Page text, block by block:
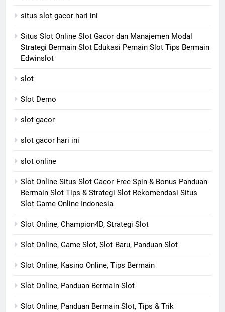
situs slot gacor hari ini
Situs Slot Online Slot Gacor dan Manajemen Modal
Strategi Bermain Slot Edukasi Pemain Slot Tips Bermain
Edwinslot
slot
Slot Demo
slot gacor
slot gacor hari ini
slot online
Slot Online Situs Slot Gacor Free Spin & Bonus Panduan
Bermain Slot Tips & Strategi Slot Rekomendasi Situs
Slot Game Online Indonesia
Slot Online, Champion4D, Strategi Slot
Slot Online, Game Slot, Slot Baru, Panduan Slot
Slot Online, Kasino Online, Tips Bermain
Slot Online, Panduan Bermain Slot
Slot Online, Panduan Bermain Slot, Tips & Trik